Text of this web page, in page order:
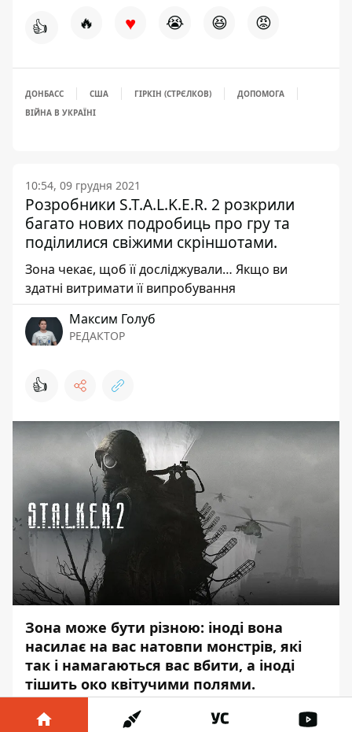
👍 🔥 ♥ 😭 😆 😡
ДОНБАСС США ГІРКІН (СТРЄЛКОВ)
ДОПОМОГА
ВІЙНА В УКРАЇНІ
10:54, 09 грудня 2021
Розробники S.T.A.L.K.E.R. 2 розкрили
багато нових подробиць про гру та
поділилися свіжими скріншотами.
Зона чекає, щоб її досліджували… Якщо ви
здатні витримати її випробування
Максим Голуб
РЕДАКТОР
👍
Зона може бути різною: іноді вона
насилає на вас натовпи монстрів, які
так і намагаються вас вбити, а іноді
тішить око квітучими полями.
Розповідаємо про всі нові подробиці про
STALKER 2, які розкрили розробники.